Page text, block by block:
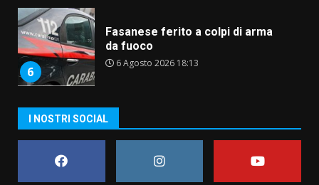
6
Fasanese ferito a colpi di arma
da fuoco
6 Agosto 2026 18:13
di aperture straordinarie del
Comune di Fasano
6 Agosto 2026 14:16
I NOSTRI SOCIAL